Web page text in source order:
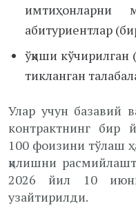
имтиҳонларни
абитуриентлар
ўқиши кўчирилган
тикланган
Улар учун базавий
контрактнинг бир
100 фоизини тўлаш
қилишни
2026 йил 10
узайтирилди.